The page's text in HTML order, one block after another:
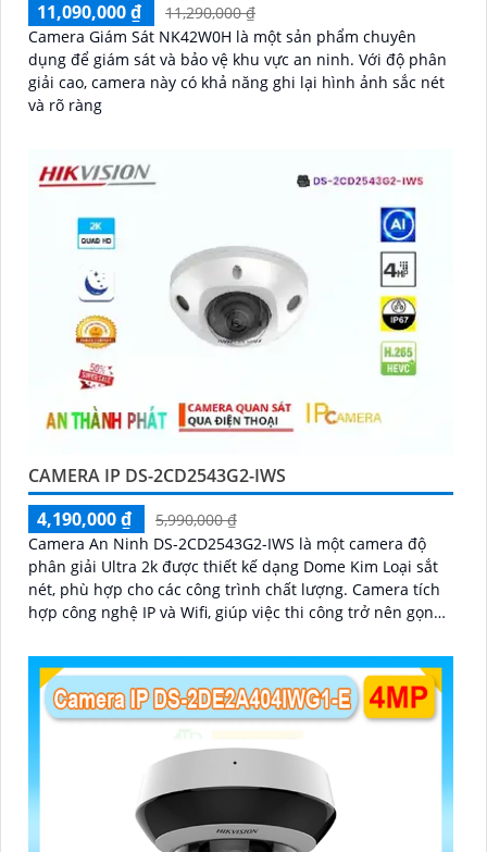
11,090,000 ₫
11,290,000 ₫
Camera Giám Sát NK42W0H là một sản phẩm chuyên
dụng để giám sát và bảo vệ khu vực an ninh. Với độ phân
giải cao, camera này có khả năng ghi lại hình ảnh sắc nét
và rõ ràng
CAMERA IP DS-2CD2543G2-IWS
4,190,000 ₫
5,990,000 ₫
Camera An Ninh DS-2CD2543G2-IWS là một camera độ
phân giải Ultra 2k được thiết kế dạng Dome Kim Loại sắt
nét, phù hợp cho các công trình chất lượng. Camera tích
hợp công nghệ IP và Wifi, giúp việc thi công trở nên gọn